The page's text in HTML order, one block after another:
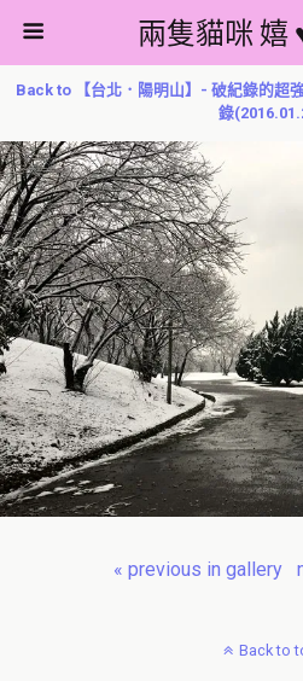
兩隻貓咪 嬉
Back to 【台北．陽明山】- 破紀錄的超
錄
« previous in gallery
Back to